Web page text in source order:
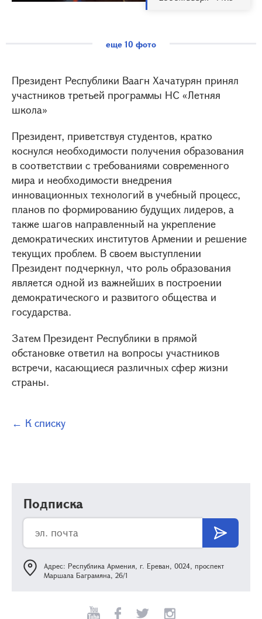
еще 10 фото
Президент Республики Ваагн Хачатурян принял
участников третьей программы НС «Летняя
школа»
Президент, приветствуя студентов, кратко
коснулся необходимости получения образования
в соответствии с требованиями современного
мира и необходимости внедрения
инновационных технологий в учебный процесс,
планов по формированию будущих лидеров, а
также шагов направленный на укрепление
демократических институтов Армении и решение
текущих проблем. В своем выступлении
Президент подчеркнул, что роль образования
является одной из важнейших в построении
демократического и развитого общества и
государства.
Затем Президент Республики в прямой
обстановке ответил на вопросы участников
встречи, касающиеся различных сфер жизни
страны.
← К списку
Подписка
Адрес: Республика Армения, г. Ереван, 0024, проспект
Маршала Баграмяна, 26/1